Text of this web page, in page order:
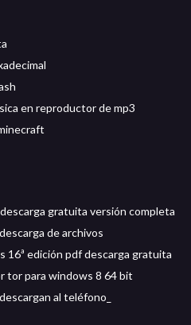
en reproductor de mp3
gratuita versión completa
de archivos
16ª edición pdf descarga gratuita
tor para windows 8 64 bit
al teléfono_